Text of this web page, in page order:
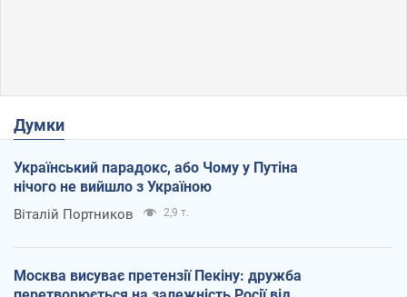
Думки
Український парадокс, або Чому у Путіна
нічого не вийшло з Україною
Віталій Портников 2,9 т.
Москва висуває претензії Пекіну: дружба